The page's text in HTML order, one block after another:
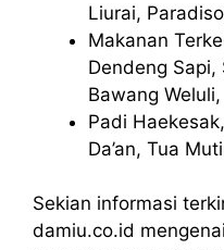
Liurai,
Makanan
Dendeng Sapi,
Bawang
Padi
Da’an, Tua
Sekian informasi
damiu.co.id